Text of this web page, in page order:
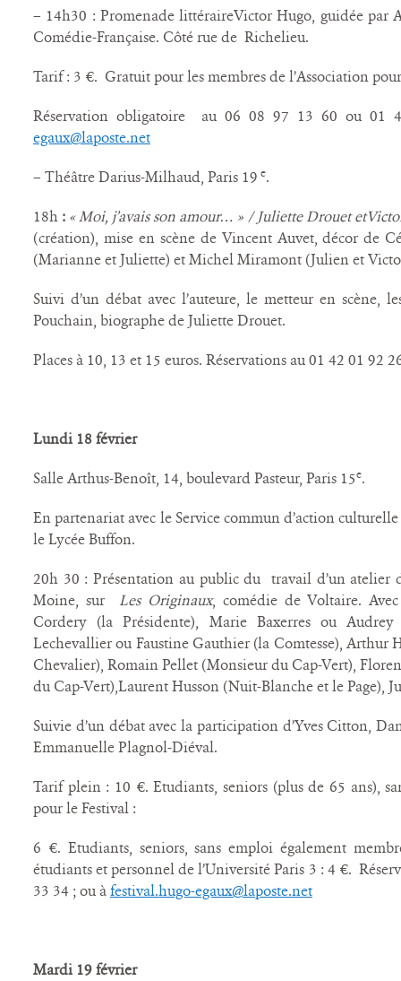
– 14h30 : Promenade littéraireVictor Hugo, guidée par
Comédie-Française. Côté rue de Richelieu.
Tarif : 3 €. Gratuit pour les membres de l’Association
Réservation obligatoire
au 06 08 97 13 60 ou
egaux@laposte.net
– Théâtre Darius-Milhaud, Paris 19 e.
18h : « Moi, j’avais son amour… » / Juliette Drouet
(création), mise en scène de Vincent Auvet, décor de
(Marianne et Juliette) et Michel Miramont (Julien et
Suivi d’un débat avec l’auteure, le metteur en scène,
Pouchain, biographe de Juliette Drouet.
Places à 10, 13 et 15 euros. Réservations au 01 42 01 92
Lundi 18 février
Salle Arthus-Benoît, 14, boulevard Pasteur, Paris 15e.
En partenariat avec le Service commun d’action
le Lycée Buffon.
20h 30 : Présentation au public du travail d’un atelier
Moine, sur Les Originaux, comédie de Voltaire.
Cordery (la Présidente), Marie Baxerres ou Audrey
Lechevallier ou Faustine Gauthier (la Comtesse), Arthur
Chevalier), Romain Pellet (Monsieur du Cap-Vert),
du Cap-Vert),Laurent Husson (Nuit-Blanche et le Page),
Suivie d’un débat avec la participation d’Yves Citton,
Emmanuelle Plagnol-Diéval.
Tarif plein : 10 €. Etudiants, seniors (plus de 65 ans),
pour le Festival :
6 €. Etudiants, seniors, sans emploi également
étudiants et personnel de l’Université Paris 3 : 4 €.
33 34 ; ou àfestival.hugo-egaux@laposte.net
Mardi 19 février